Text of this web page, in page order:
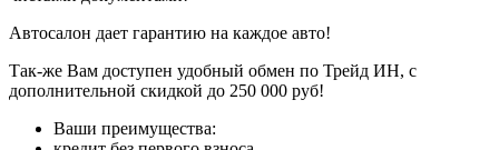
Автосалон дает гарантию на каждое авто!
Так-же Вам доступен удобный обмен по Трейд ИН, с
дополнительной скидкой до 250 000 руб!
Ваши преимущества: